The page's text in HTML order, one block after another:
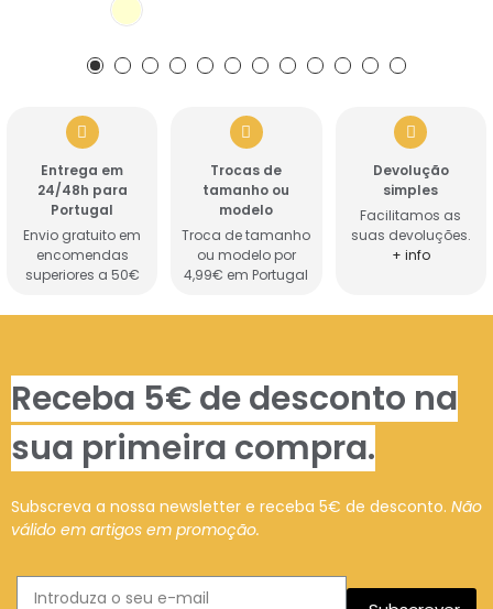
Entrega em
24/48h para
Portugal
Envio gratuito em
encomendas
superiores a 50€
Trocas de
tamanho ou
modelo
Troca de tamanho
ou modelo por
4,99€ em Portugal
Devolução
simples
Facilitamos as
suas devoluções.
+ info
Receba 5€ de desconto na
sua primeira compra.
Subscreva a nossa newsletter e receba 5€ de desconto. Não
válido em artigos em promoção.